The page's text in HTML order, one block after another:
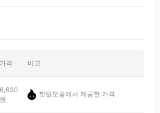
가격 비고
6,630
원
핫딜모음에서 제공한 가격